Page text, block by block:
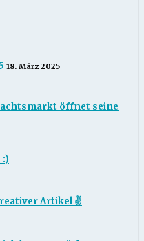
18. März 2025
öffnet seine
Artikel ✌